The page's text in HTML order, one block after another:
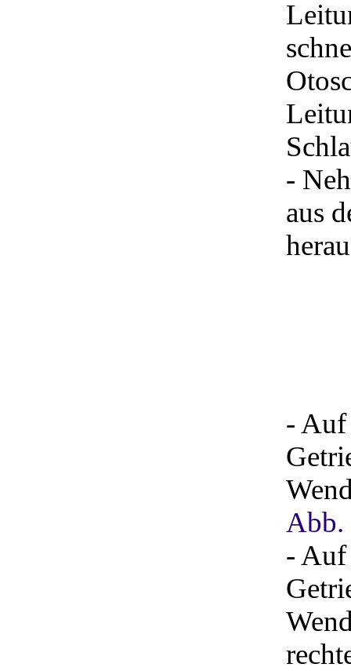
-
aus
- Auf
Abb.
- Auf